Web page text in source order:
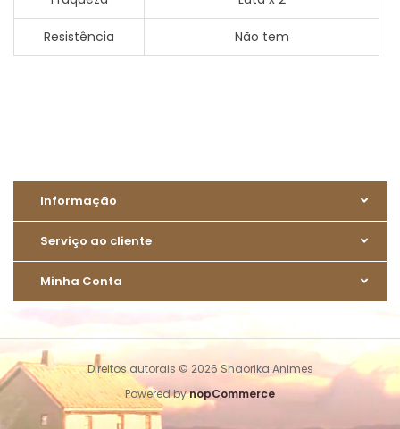
Resistência Não tem
Informação
Serviço ao cliente
Minha Conta
Direitos autorais © 2026 Shaorika Animes
Powered bynopCommerce